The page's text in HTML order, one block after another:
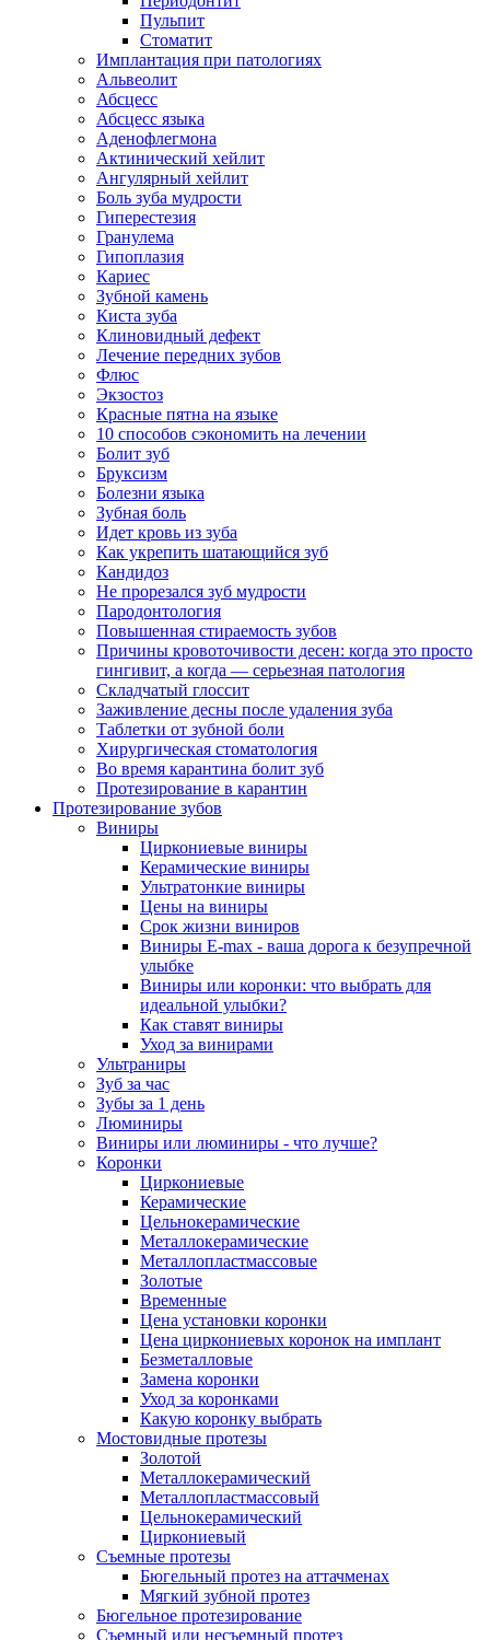
Пульпит
Стоматит
Имплантация при патологиях
Альвеолит
Абсцесс
Абсцесс языка
Аденофлегмона
Актинический хейлит
Ангулярный хейлит
Боль зуба мудрости
Гиперестезия
Гранулема
Гипоплазия
Кариес
Зубной камень
Киста зуба
Клиновидный дефект
Лечение передних зубов
Флюс
Экзостоз
Красные пятна на языке
10 способов сэкономить на лечении
Болит зуб
Бруксизм
Болезни языка
Зубная боль
Идет кровь из зуба
Как укрепить шатающийся зуб
Кандидоз
Не прорезался зуб мудрости
Пародонтология
Повышенная стираемость зубов
Причины кровоточивости десен: когда это просто
гингивит, а когда — серьезная патология
Складчатый глоссит
Заживление десны после удаления зуба
Таблетки от зубной боли
Хирургическая стоматология
Во время карантина болит зуб
Протезирование в карантин
Протезирование зубов
Виниры
Циркониевые виниры
Керамические виниры
Ультратонкие виниры
Цены на виниры
Срок жизни виниров
Виниры E-max - ваша дорога к безупречной
улыбке
Виниры или коронки: что выбрать для
идеальной улыбки?
Как ставят виниры
Уход за винирами
Ультраниры
Зуб за час
Зубы за 1 день
Люминиры
Виниры или люминиры - что лучше?
Коронки
Циркониевые
Керамические
Цельнокерамические
Металлокерамические
Металлопластмассовые
Золотые
Временные
Цена установки коронки
Цена циркониевых коронок на имплант
Безметалловые
Замена коронки
Уход за коронками
Какую коронку выбрать
Мостовидные протезы
Золотой
Металлокерамический
Металлопластмассовый
Цельнокерамический
Циркониевый
Съемные протезы
Бюгельный протез на аттачменах
Мягкий зубной протез
Бюгельное протезирование
Съемный или несъемный протез